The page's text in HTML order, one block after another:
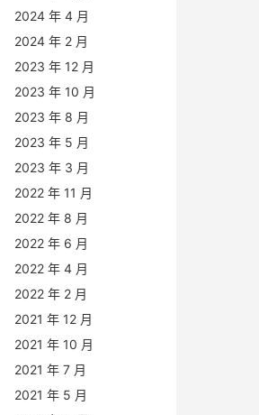
2024 年 4 月
2024 年 2 月
2023 年 12 月
2023 年 10 月
2023 年 8 月
2023 年 5 月
2023 年 3 月
2022 年 11 月
2022 年 8 月
2022 年 6 月
2022 年 4 月
2022 年 2 月
2021 年 12 月
2021 年 10 月
2021 年 7 月
2021 年 5 月